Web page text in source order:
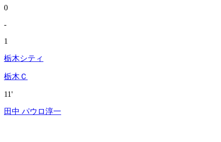
0
-
1
栃木シティ
栃木Ｃ
11'
田中 パウロ淳一